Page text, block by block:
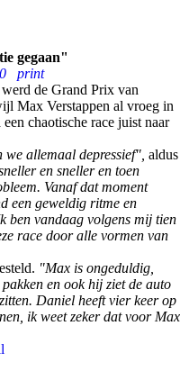
gegaan"
print
de Grand Prix van
Max Verstappen al vroeg in
chaotische race juist naar
allemaal depressief", aldus
en sneller en toen
Vanaf dat moment
een geweldig ritme en
ben vandaag volgens mij tien
race door alle vormen van
"Max is ongeduldig,
en ook hij ziet de auto
Daniel heeft vier keer op
ik weet zeker dat voor Max